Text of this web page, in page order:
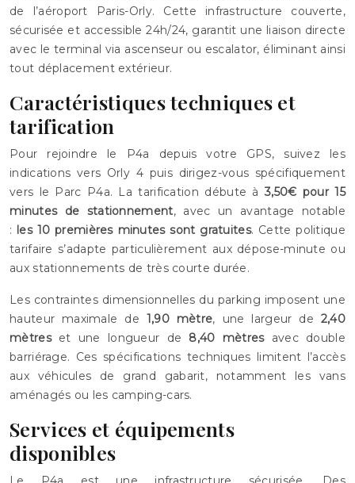
de l’aéroport Paris-Orly. Cette infrastructure couverte,
sécurisée et accessible 24h/24, garantit une liaison directe
avec le terminal via ascenseur ou escalator, éliminant ainsi
tout déplacement extérieur.
Caractéristiques techniques et
tarification
Pour rejoindre le P4a depuis votre GPS, suivez les
indications vers Orly 4 puis dirigez-vous spécifiquement
vers le Parc P4a. La tarification débute à3,50€ pour 15
minutes de stationnement, avec un avantage notable
: les 10 premières minutes sont gratuites. Cette politique
tarifaire s’adapte particulièrement aux dépose-minute ou
aux stationnements de très courte durée.
Les contraintes dimensionnelles du parking imposent une
hauteur maximale de 1,90 mètre, une largeur de 2,40
mètreset une longueur de 8,40 mètresavec double
barriérage. Ces spécifications techniques limitent l’accès
aux véhicules de grand gabarit, notamment les vans
aménagés ou les camping-cars.
Services et équipements
disponibles